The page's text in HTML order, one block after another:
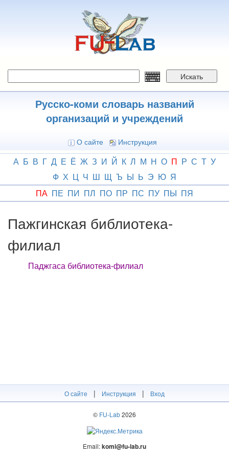
Искать
Русско-коми словарь названий
организаций и учреждений
О сайте Инструкция
А Б В Г Д Е Ё Ж З И Й К Л М Н О П Р С Т У
Ф Х Ц Ч Ш Щ Ъ Ы Ь Э Ю Я
ПА ПЕ ПИ ПЛ ПО ПР ПС ПУ ПЫ ПЯ
Пажгинская библиотека-
филиал
Паджгаса библиотека-филиал
О сайте | Инструкция | Вход
© FU-Lab2026
Email:komi@fu-lab.ru